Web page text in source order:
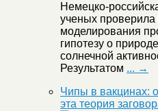
Немецко-
ученых
моделирования
гипотезу о
солнечной
Результатом ... →
Чипы в вакцинах:
эта теория